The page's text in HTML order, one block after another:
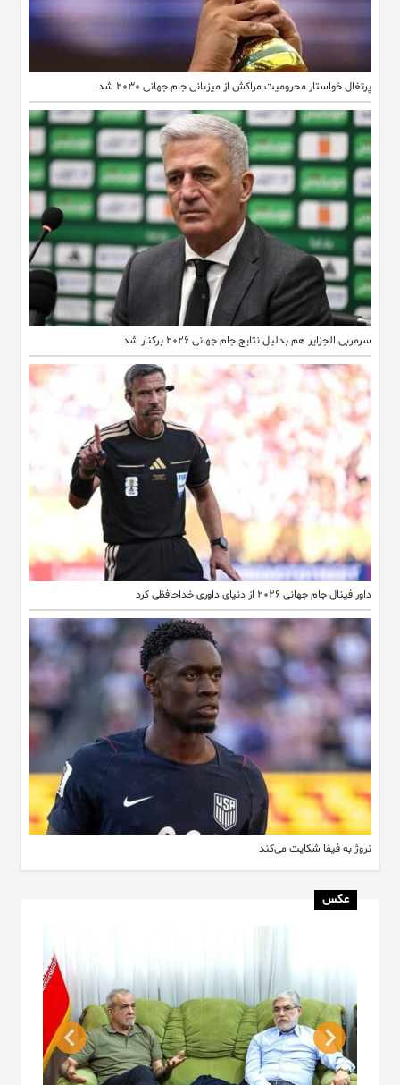
پرتغال خواستار محرومیت مراکش از میزبانی جام جهانی ۲۰۳۰ شد
سرمربی الجزایر هم بدلیل نتایج جام جهانی ۲۰۲۶ برکنار شد
داور فینال جام جهانی ۲۰۲۶ از دنیای داوری خداحافظی کرد
نروژ به فیفا شکایت می‌کند
عکس